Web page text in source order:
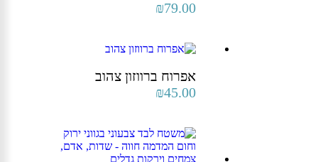
₪79.00
אפרוח ברווזון צהוב
₪45.00